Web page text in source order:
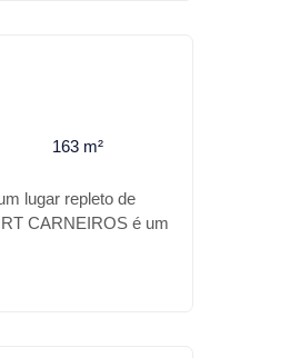
163 m²
lugar repleto de
CARNEIROS é um
da famosa